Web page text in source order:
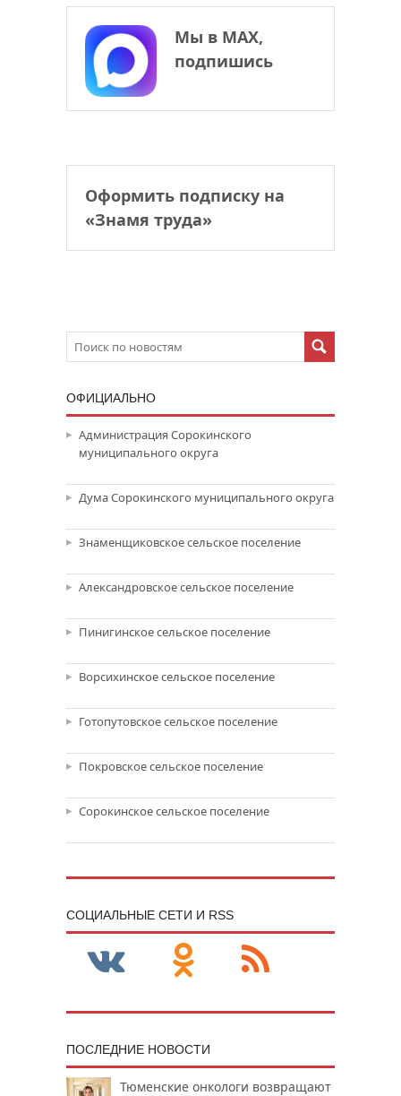
Мы в МАХ,
подпишись
Оформить подписку на
«Знамя труда»
ОФИЦИАЛЬНО
Администрация Сорокинского
муниципального округа
Дума Сорокинского муниципального округа
Знаменщиковское сельское поселение
Александровское сельское поселение
Пинигинское сельское поселение
Ворсихинское сельское поселение
Готопутовское сельское поселение
Покровское сельское поселение
Сорокинское сельское поселение
CОЦИАЛЬНЫЕ СЕТИ И RSS
ПОСЛЕДНИЕ НОВОСТИ
Тюменские онкологи возвращают